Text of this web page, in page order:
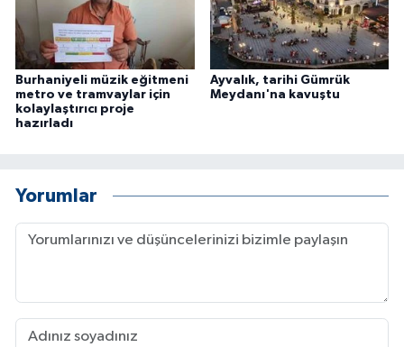
Burhaniyeli müzik eğitmeni
metro ve tramvaylar için
kolaylaştırıcı proje
hazırladı
Ayvalık, tarihi Gümrük
Meydanı'na kavuştu
Yorumlar